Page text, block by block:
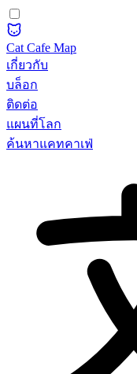
Cat Cafe Map
เกี่ยวกับ
บล็อก
ติดต่อ
แผนที่โลก
ค้นหาแคทคาเฟ่